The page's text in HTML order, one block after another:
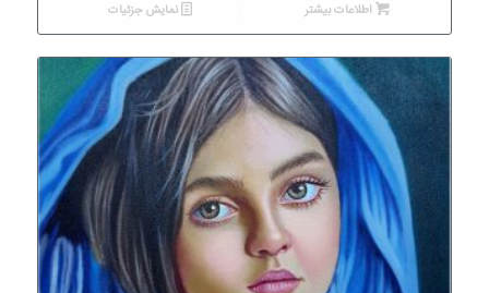
اطلاعات بیشتر نمایش جزئیات